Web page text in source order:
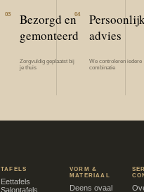
03
Bezorgd en
gemonteerd
Zorgvuldig geplaatst bij
je thuis
04
advies
We controleren iedere
combinatie
TAFELS
Eettafels
Salontafels
VORM &
MATERIAAL
Deens ovaal